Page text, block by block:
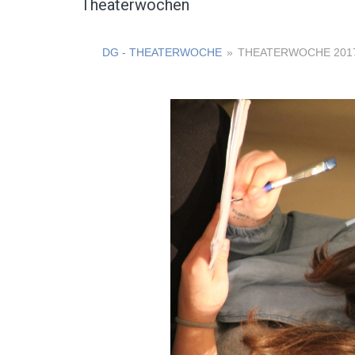
Theaterwochen
DG - THEATERWOCHE » THEATERWOCHE